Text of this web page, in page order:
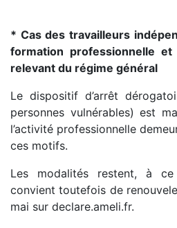
* Cas des travailleurs
formation professionnelle
relevant du régime général
Le dispositif d’arrêt
personnes vulnérables) est
l’activité professionnelle
ces motifs.
Les modalités restent, à ce
convient toutefois de
mai sur declare.ameli.fr.